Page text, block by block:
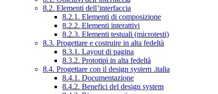
8.2. Elementi dell’interfaccia
8.2.1. Elementi di composizione
8.2.2. Elementi interattivi
8.2.3. Elementi testuali (microtesti)
8.3. Progettare e costruire in alta fedeltà
8.3.1. Layout di pagina
8.3.2. Prototipi in alta fedeltà
8.4. Progettare con il design system .italia
8.4.1. Documentazione
8.4.2. Benefici del design system